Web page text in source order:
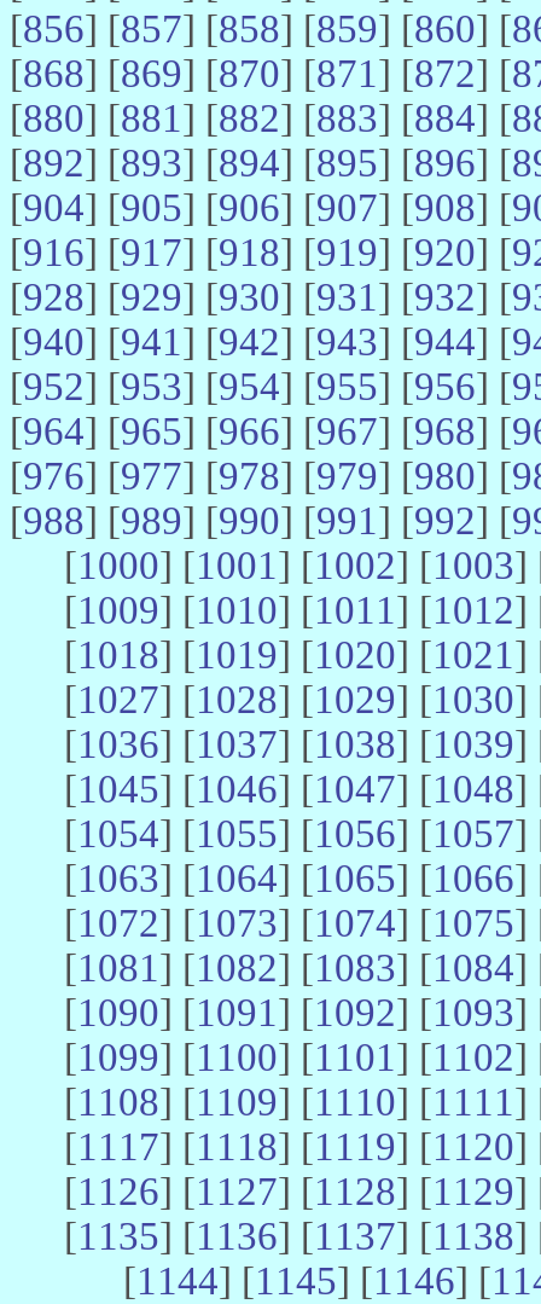
[856] [857] [858] [859] [860] [
[868] [869] [870] [871] [872] [
[880] [881] [882] [883] [884] [
[892] [893] [894] [895] [896] [
[904] [905] [906] [907] [908] [
[916] [917] [918] [919] [920] [
[928] [929] [930] [931] [932] [
[940] [941] [942] [943] [944] [
[952] [953] [954] [955] [956] [
[964] [965] [966] [967] [968] [
[976] [977] [978] [979] [980] [
[988] [989] [990] [991] [992] [
[1000] [1001] [1002] [1003]
[1009] [1010] [1011] [1012]
[1018] [1019] [1020] [1021]
[1027] [1028] [1029] [1030]
[1036] [1037] [1038] [1039]
[1045] [1046] [1047] [1048]
[1054] [1055] [1056] [1057]
[1063] [1064] [1065] [1066]
[1072] [1073] [1074] [1075]
[1081] [1082] [1083] [1084]
[1090] [1091] [1092] [1093]
[1099] [1100] [1101] [1102]
[1108] [1109] [1110] [1111]
[1117] [1118] [1119] [1120]
[1126] [1127] [1128] [1129]
[1135] [1136] [1137] [1138]
[1144] [1145] [1146] [